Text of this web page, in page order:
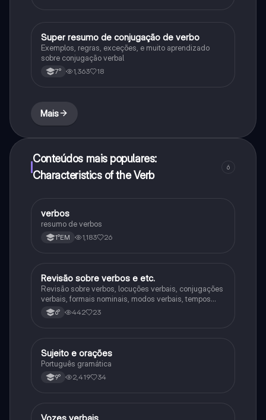
Português
Super resumo de conjugação de verbo
Exemplos, regras, exceções, e muito aprendizado
sobre conjugação verbal
7° 1,363 18
Mais
Conteúdos mais populares:
Characteristics of the Verb
6
Português
verbos
resumo de verbos
1°EM 1,183 26
Português
Revisão sobre verbos e etc.
Revisão sobre verbos, locuções verbais, conjugações
verbais, formais nominais, modos verbais, tempos
verbais e pretéritos.
6° 442 23
Português
Sujeito e orações
Português gramática
9° 2,419 34
Português
Vozes verbais